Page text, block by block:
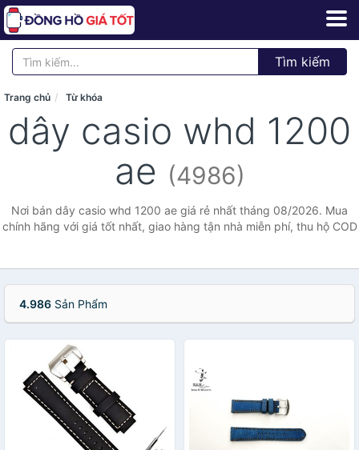
Tìm kiếm
Trang chủ Từ khóa
dây casio whd 1200
ae (4986)
Nơi bán dây casio whd 1200 ae giá rẻ nhất tháng 08/2026. Mua
chính hãng với giá tốt nhất, giao hàng tận nhà miễn phí, thu hộ COD
4.986 Sản Phẩm